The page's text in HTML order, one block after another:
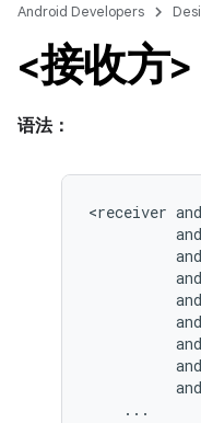
Android Developers
<接收方>
语法：
<receiver
...